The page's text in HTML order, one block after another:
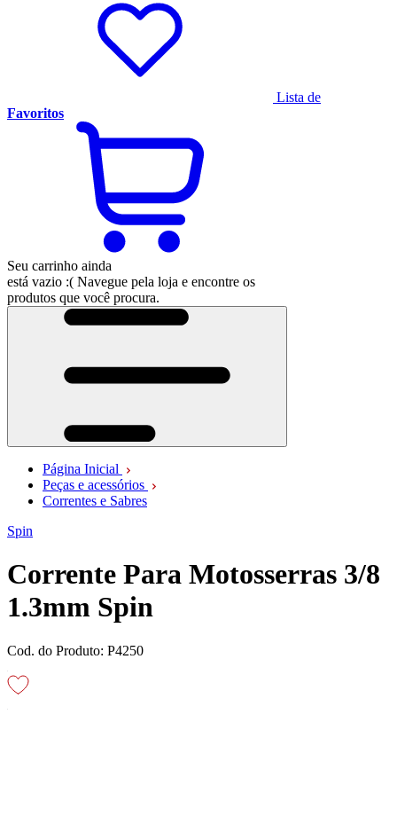
Lista de
Favoritos
Seu carrinho ainda
está vazio :( Navegue pela loja e encontre os
produtos que você procura.
Página Inicial
Peças e acessórios
Correntes e Sabres
Spin
Corrente Para Motosserras 3/8
1.3mm Spin
Cod. do Produto: P4250